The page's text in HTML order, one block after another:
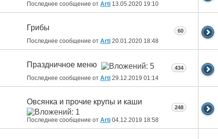
Последнее сообщение от Arti 13.05.2020 19:10
Грибы
Последнее сообщение от Arti 20.01.2020 18:48
60
Праздничное меню
Последнее сообщение от Arti 29.12.2019 01:14
434
Овсянка и прочие крупы и каши
Последнее сообщение от Arti 04.12.2019 18:58
248